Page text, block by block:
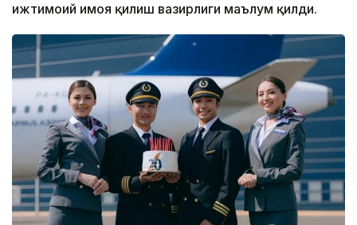
ижтимоий ҳимоя қилиш вазирлиги маълум қилди.